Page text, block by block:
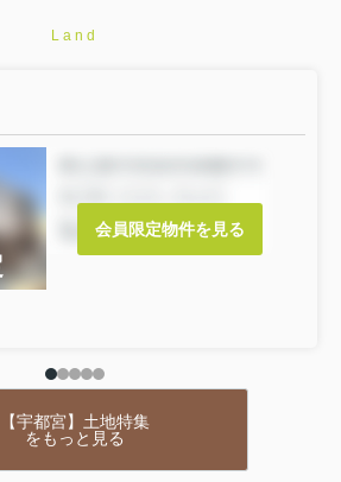
Land
会員限定物件を見る
【宇都宮】土地特集
をもっと見る